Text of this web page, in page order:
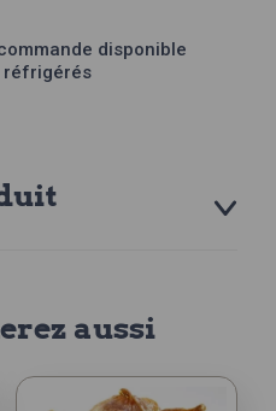
disponible
réfrigérés
aussi